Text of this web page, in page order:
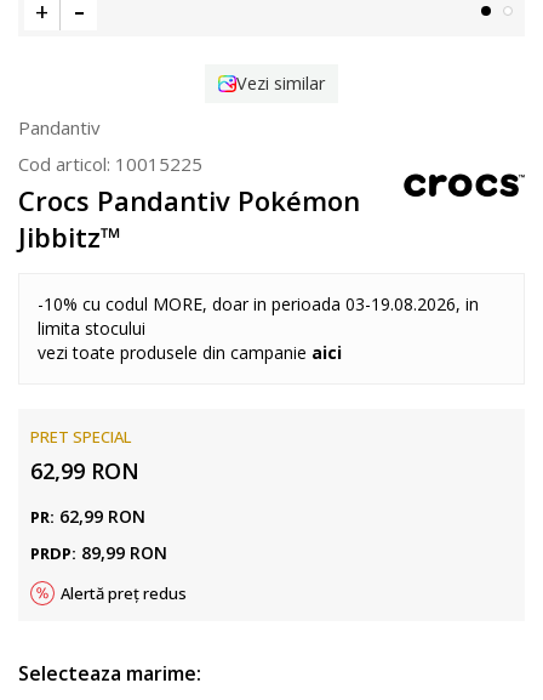
Vezi similar
Pandantiv
Cod articol: 10015225
Crocs Pandantiv Pokémon
Jibbitz™
-10% cu codul MORE, doar in perioada 03-19.08.2026, in
limita stocului
vezi toate produsele din campanie aici
PRET SPECIAL
62,99 RON
PR: 62,99 RON
PRDP: 89,99 RON
Alertă preț redus
Selecteaza marime: